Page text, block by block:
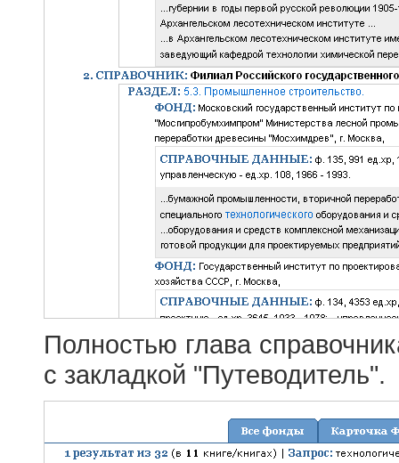
Полностью глава
с закладкой "Путеводитель".